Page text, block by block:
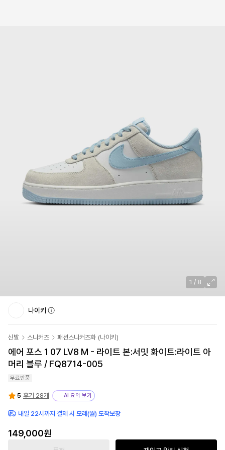
1 / 8
나이키
신발 스니커즈 패션스니커즈화 (나이키)
에어 포스 1 07 LV8 M - 라이트 본:서밋 화이트:라이트 아
머리 블루 / FQ8714-005
무료반품
5 후기 28개 AI 요약 보기
내일 22시까지 결제 시 모레(월) 도착보장
149,000원